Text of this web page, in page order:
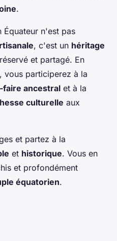
.
Équateur n'est pas
, c'est un héritage
et partagé. En
vous participerez à la
ancestral et à la
culturelle aux
et partez à la
et historique. Vous en
et profondément
équatorien.